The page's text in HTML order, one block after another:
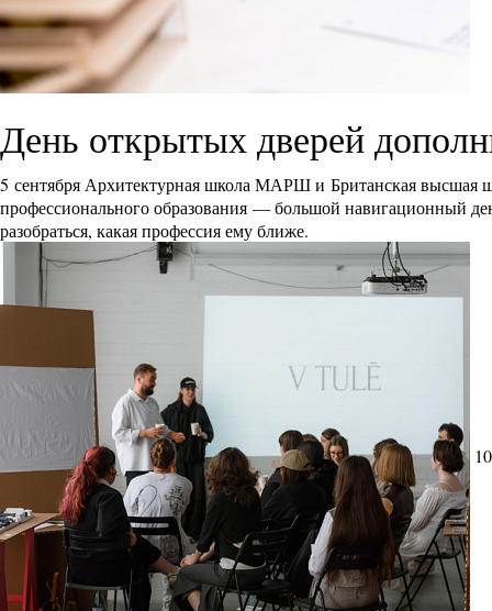
День открытых дверей
5 сентября Архитектурная школа МАРШ и Британская высшая
профессионального образования — большой навигационный
разобраться, какая профессия ему ближе.